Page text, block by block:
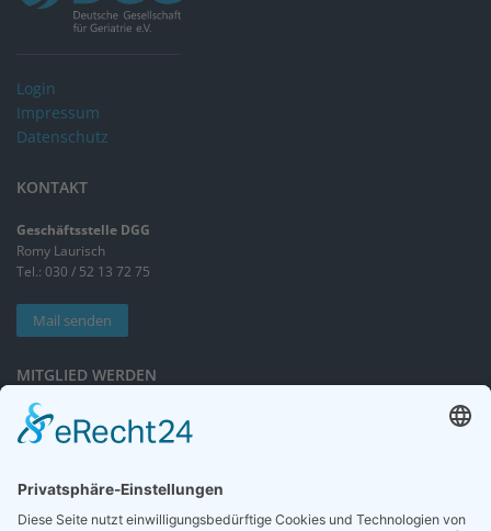
Login
Impressum
Datenschutz
KONTAKT
Geschäftsstelle DGG
Romy Laurisch
Tel.: 030 / 52 13 72 75
Mail senden
MITGLIED WERDEN
Sieben gute Gründe
für Ihre Mitgliedschaft